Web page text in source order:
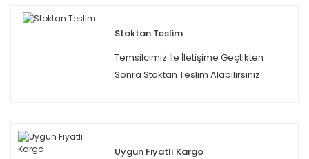
Stoktan Teslim
Temsilcimiz İle İletişime Geçtikten
Sonra Stoktan Teslim Alabilirsiniz.
Uygun Fiyatlı Kargo